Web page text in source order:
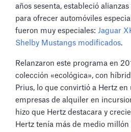
años sesenta, estableció
para ofrecer automóviles
fueron muy especiales: Jaguar
Shelby Mustangs modificados.
Relanzaron este programa en
colección «ecológica», con
Prius, lo que convirtió a Hertz
empresas de alquiler en
hizo que Hertz destacara y
Hertz tenía más de medio millón